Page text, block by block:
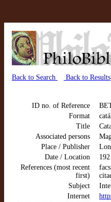
Back to Search Back to Results
ID no. of Reference
Format
Title
Associated persons
Place / Publisher
Date / Location
References (most recent
first)
Subject
Internet